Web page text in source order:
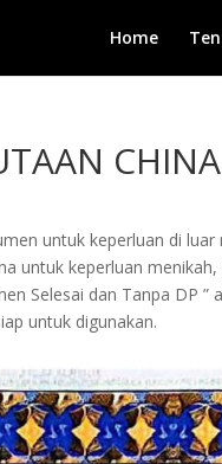
Home
CHINA
untuk keperluan di luar
untuk keperluan
Selesai dan Tanpa DP ”
untuk digunakan.